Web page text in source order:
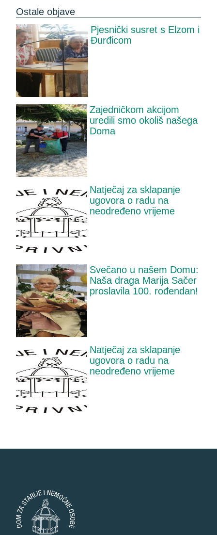
Ostale objave
Pjesnički susret s Elzom i
Đurđicom
Zajedničkom akcijom
uredili smo okoliš našega
Doma
Natječaj za sklapanje
ugovora o radu na
neodređeno vrijeme
Svečano u našem Domu:
Naša draga Marija Sačer
proslavila 100. rođendan!
Natječaj za sklapanje
ugovora o radu na
neodređeno vrijeme